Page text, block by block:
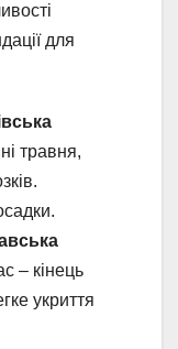
для
травня,
– кінець
укриття